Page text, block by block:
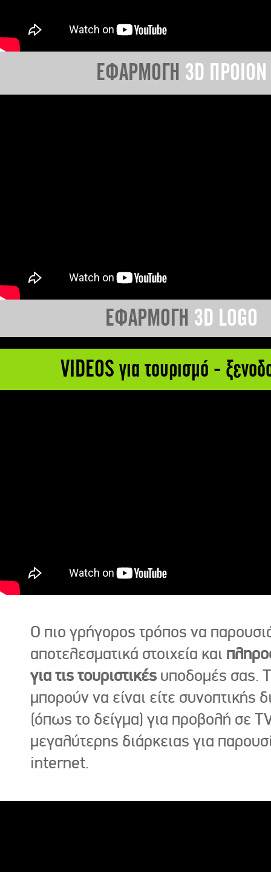
ΕΦΑΡΜΟΓΗ 3D ΠΡΟΙΟΝ
ΕΦΑΡΜΟΓΗ 3D LOGO
VIDEOS για τουρισμό -
Ο πιο γρήγορος τρόπος να
αποτελεσματικά στοιχεία και
για τις τουριστικές υποδομές σας.
μπορούν να είναι είτε συνοπτικής
(όπως το δείγμα) για προβολή σε
μεγαλύτερης διάρκειας για
internet.